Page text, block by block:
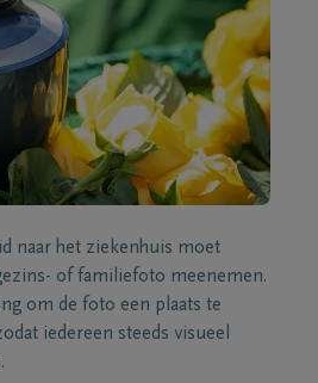
naar het ziekenhuis moet
of familiefoto meenemen.
om de foto een plaats te
iedereen steeds visueel